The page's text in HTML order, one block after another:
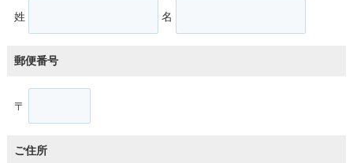
姓 名
郵便番号
〒
ご住所